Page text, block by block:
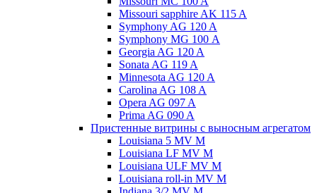
Missouri sapphire AK 115 A
Symphony AG 120 A
Symphony MG 100 А
Georgia AG 120 A
Sonata AG 119 A
Minnesota AG 120 A
Carolina AG 108 A
Opera AG 097 A
Prima AG 090 A
Пристенные витрины с выносным агрегатом
Louisiana 5 MV M
Louisiana LF MV M
Louisiana ULF MV M
Louisiana roll-in MV M